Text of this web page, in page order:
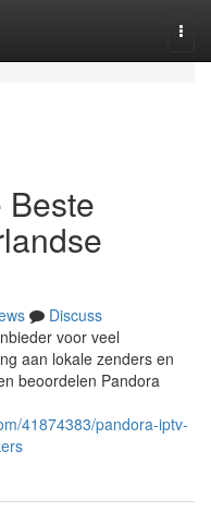
Beste
Discuss
voor veel
aan lokale zenders en
beoordelen Pandora
41874383/pandora-iptv-